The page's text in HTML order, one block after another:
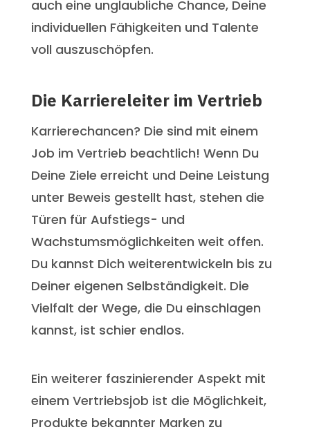
auch eine unglaubliche Chance, Deine
individuellen Fähigkeiten und Talente
voll auszuschöpfen.
Die Karriereleiter im Vertrieb
Karrierechancen? Die sind mit einem
Job im Vertrieb beachtlich! Wenn Du
Deine Ziele erreicht und Deine Leistung
unter Beweis gestellt hast, stehen die
Türen für Aufstiegs- und
Wachstumsmöglichkeiten weit offen.
Du kannst Dich weiterentwickeln bis zu
Deiner eigenen Selbständigkeit. Die
Vielfalt der Wege, die Du einschlagen
kannst, ist schier endlos.
Ein weiterer faszinierender Aspekt mit
einem Vertriebsjob ist die Möglichkeit,
Produkte bekannter Marken zu